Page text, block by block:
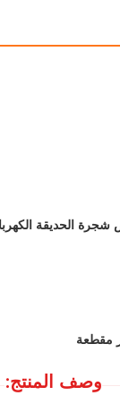
الحديقة
وصف المنتج: